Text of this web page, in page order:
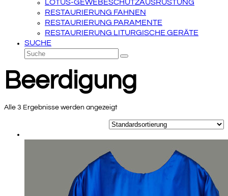
LOTUS-GEWEBESCHUTZAUSRÜSTUNG
RESTAURIERUNG FAHNEN
RESTAURIERUNG PARAMENTE
RESTAURIERUNG LITURGISCHE GERÄTE
SUCHE
Suche
Senden
Beerdigung
Alle 3 Ergebnisse werden angezeigt